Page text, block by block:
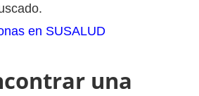
en SUSALUD
una